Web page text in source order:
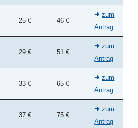
25 € 46 €
zum
Antrag
29 € 51 €
zum
Antrag
33 € 65 €
zum
Antrag
37 € 75 €
zum
Antrag